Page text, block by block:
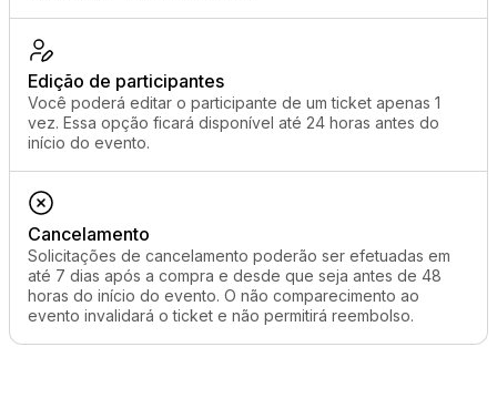
Edição de participantes
Você poderá editar o participante de um ticket apenas 1
vez. Essa opção ficará disponível até 24 horas antes do
início do evento.
Cancelamento
Solicitações de cancelamento poderão ser efetuadas em
até 7 dias após a compra e desde que seja antes de 48
horas do início do evento. O não comparecimento ao
evento invalidará o ticket e não permitirá reembolso.